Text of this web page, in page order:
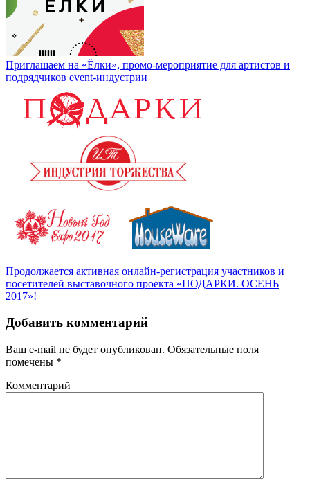
Приглашаем на «Ёлки», промо-мероприятие для артистов и
подрядчиков event-индустрии
Продолжается активная онлайн-регистрация участников и
посетителей выставочного проекта «ПОДАРКИ. ОСЕНЬ
2017»!
Добавить комментарий
Ваш e-mail не будет опубликован. Обязательные поля
помечены *
Комментарий